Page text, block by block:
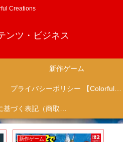
Creations
ンツ・ビジネス
新作ゲーム
プライバシーポリシー 【Colorful Creation】
特定商取引法に基づく表記（商取引に関する開示）
新作ゲーム